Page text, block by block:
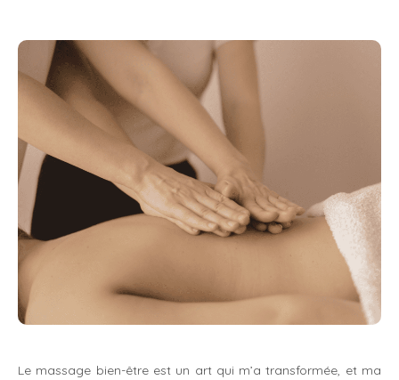
Le massage bien-être est un art qui m’a transformée, et ma